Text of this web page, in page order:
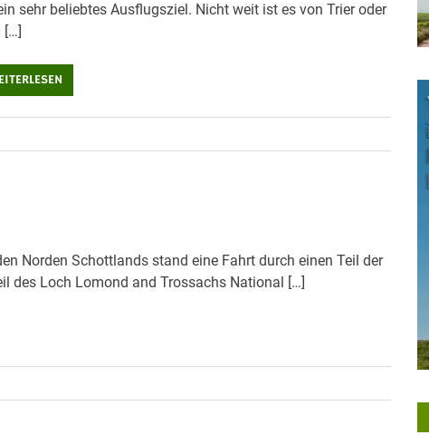
sehr beliebtes Ausflugsziel. Nicht weit ist es von Trier oder
[…]
Norden Schottlands stand eine Fahrt durch einen Teil der
des Loch Lomond and Trossachs National […]